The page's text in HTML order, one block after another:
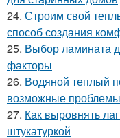
24. Строим свой
способ создания
25. Выбор ламината
факторы
26. Водяной теплый
возможные проблемы
27. Как выровнять
штукатуркой